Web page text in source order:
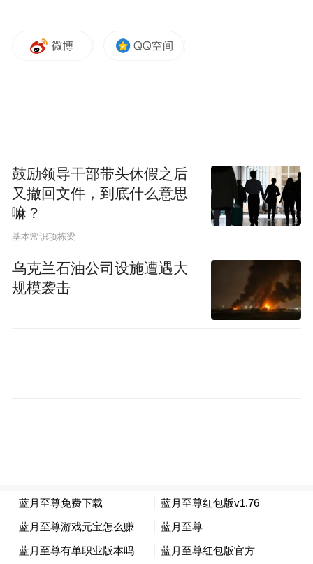
鼓励领导干部带头休假之后
又撤回文件，到底什么意思
嘛？
基本常识项栋梁
乌克兰石油公司设施遭遇大
规模袭击